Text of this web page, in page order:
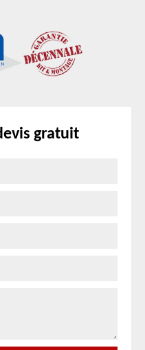
gratuit